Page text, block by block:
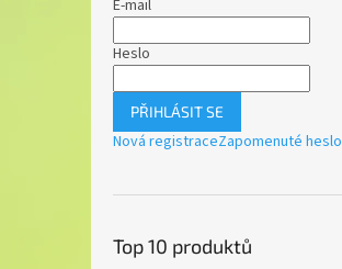
E-mail
Heslo
PŘIHLÁSIT SE
Nová registraceZapomenuté heslo
Top 10 produktů